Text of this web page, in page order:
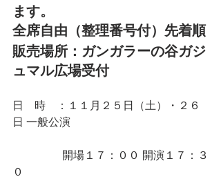
ます。
全席自由（整理番号付）先着順
販売場所：ガンガラーの谷ガジ
ュマル広場受付
日    時　：１１月２５日（土）・２６
日 一般公演
開場１７：００ 開演１７：３
０